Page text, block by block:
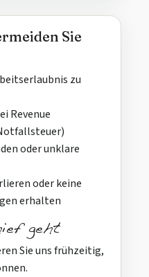
Sie
zu
Revenue
oder unklare
oder keine
erhalten
geht
Sie uns frühzeitig,